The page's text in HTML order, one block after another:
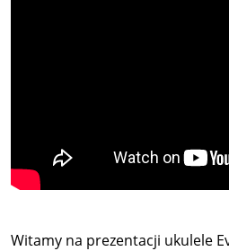
Witamy na prezentacji ukulele